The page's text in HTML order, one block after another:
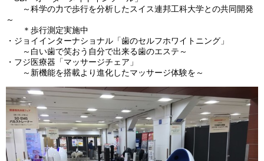
～科学の力で歩行を分析したスイス連邦工科大学との共同開発
～
＊歩行測定実施中
・ジョイインターナショナル「歯のセルフホワイトニング」
～白い歯で笑おう自分で出来る歯のエステ～
・フジ医療器「マッサージチェア」
～新機能を搭載より進化したマッサージ体験を～